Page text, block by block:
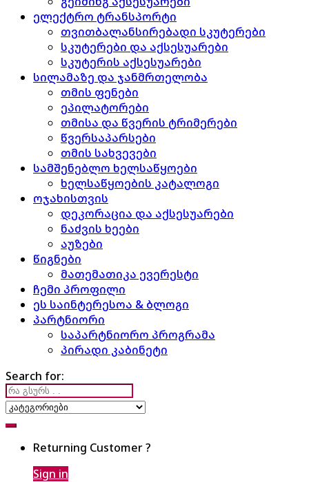
ელექტრო ტრანსპორტი
თვითბალანსირებადი სკუტერები
სკუტერები და აქსესუარები
სკუტერის აქსესუარები
სილამაზე და ჯანმრთელობა
თმის ფენები
ეპილატორები
თმისა და წვერის ტრიმერები
წვერსაპარსები
თმის სახვევები
სამშენებლო ხელსაწყოები
ხელსაწყოების კატალოგი
ოჯახისთვის
დეკორაცია და აქსესუარები
ნაძვის ხეები
აუზები
წიგნები
მათემათიკა ევერესტი
ჩემი პროფილი
ეს საინტერესოა & ბლოგი
პარტნიორი
საპარტნიორო პროგრამა
პირადი კაბინეტი
Search for:
Returning Customer ?
Sign in